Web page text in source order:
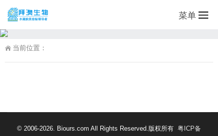
菜单
当前位置：
© 2006-2026. Biours.com All Rights Reserved.版权所有 粤ICP备